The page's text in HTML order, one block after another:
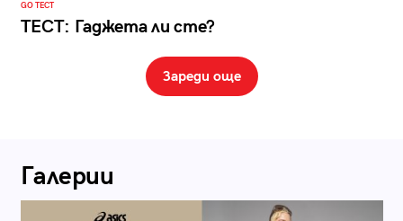
GO ТЕСТ
ТЕСТ: Гаджета ли сте?
Зареди още
Галерии